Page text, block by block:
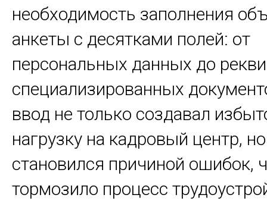
необходимость заполнения
анкеты с десятками полей: от
персональных данных до
специализированных
ввод не только создавал
нагрузку на кадровый центр,
становился причиной ошибок,
тормозило процесс